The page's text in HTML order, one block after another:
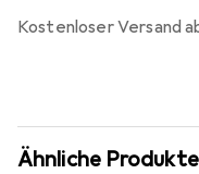
Kostenloser Versand
Ähnliche